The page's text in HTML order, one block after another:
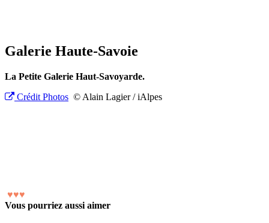
Galerie Haute-Savoie
La Petite Galerie Haut-Savoyarde.
Crédit Photos © Alain Lagier / iAlpes
♥♥♥
Vous pourriez aussi aimer